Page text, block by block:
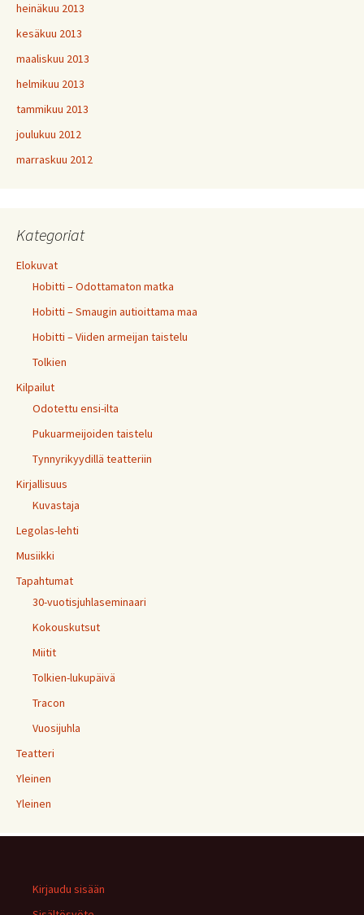
heinäkuu 2013
kesäkuu 2013
maaliskuu 2013
helmikuu 2013
tammikuu 2013
joulukuu 2012
marraskuu 2012
Kategoriat
Elokuvat
Hobitti – Odottamaton matka
Hobitti – Smaugin autioittama maa
Hobitti – Viiden armeijan taistelu
Tolkien
Kilpailut
Odotettu ensi-ilta
Pukuarmeijoiden taistelu
Tynnyrikyydillä teatteriin
Kirjallisuus
Kuvastaja
Legolas-lehti
Musiikki
Tapahtumat
30-vuotisjuhlaseminaari
Kokouskutsut
Miitit
Tolkien-lukupäivä
Tracon
Vuosijuhla
Teatteri
Yleinen
Yleinen
Kirjaudu sisään